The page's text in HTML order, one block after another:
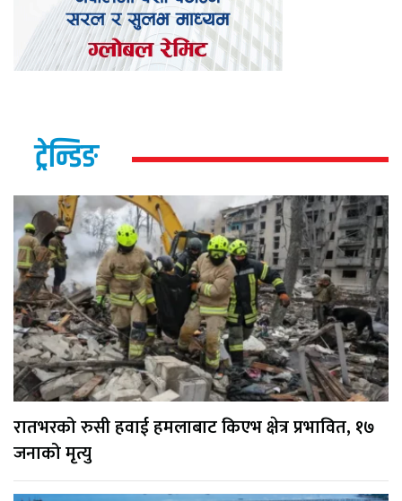
ट्रेन्डिङ
रातभरको रुसी हवाई हमलाबाट किएभ क्षेत्र प्रभावित, १७
जनाको मृत्यु